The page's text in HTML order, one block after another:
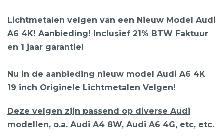
Lichtmetalen velgen van een Nieuw Model Audi
A6 4K! Aanbieding! Inclusief 21% BTW Faktuur
en 1 jaar garantie!
Nu in de aanbieding nieuw model Audi A6 4K
19 inch Originele Lichtmetalen Velgen!
Deze velgen zijn passend op diverse Audi
modellen, o.a. Audi A4 8W, Audi A6 4G, etc, etc.